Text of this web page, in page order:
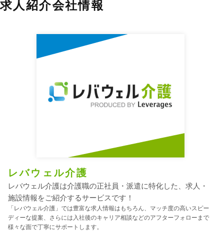
求人紹介会社情報
レバウェル介護
レバウェル介護は介護職の正社員・派遣に特化した、求人・
施設情報をご紹介するサービスです！
「レバウェル介護」では豊富な求人情報はもちろん、マッチ度の高いスピー
ディーな提案、さらには入社後のキャリア相談などのアフターフォローまで
様々な面で丁寧にサポートします。